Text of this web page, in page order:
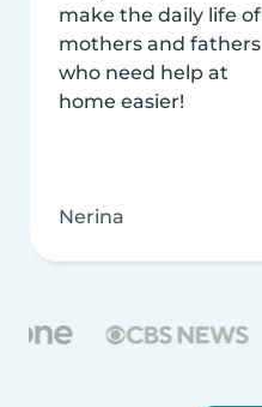
make the daily life of
mothers and fathers
who need help at
home easier!
Nerina